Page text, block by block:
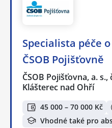
Specialista péče
ČSOB Pojišťovně
ČSOB Pojišťovna, a. s.,
Klášterec nad Ohří
45 000 – 70 000 Kč
Vhodné také pro